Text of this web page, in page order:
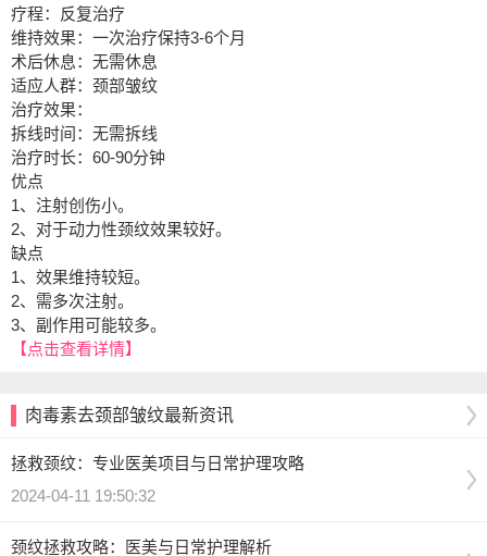
疗程：反复治疗
维持效果：一次治疗保持3-6个月
术后休息：无需休息
适应人群：颈部皱纹
治疗效果：
拆线时间：无需拆线
治疗时长：60-90分钟
优点
1、注射创伤小。
2、对于动力性颈纹效果较好。
缺点
1、效果维持较短。
2、需多次注射。
3、副作用可能较多。
【点击查看详情】
肉毒素去颈部皱纹最新资讯
拯救颈纹：专业医美项目与日常护理攻略
2024-04-11 19:50:32
颈纹拯救攻略：医美与日常护理解析